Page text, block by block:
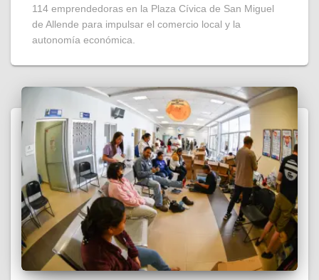
114 emprendedoras en la Plaza Cívica de San Miguel
de Allende para impulsar el comercio local y la
autonomía económica.